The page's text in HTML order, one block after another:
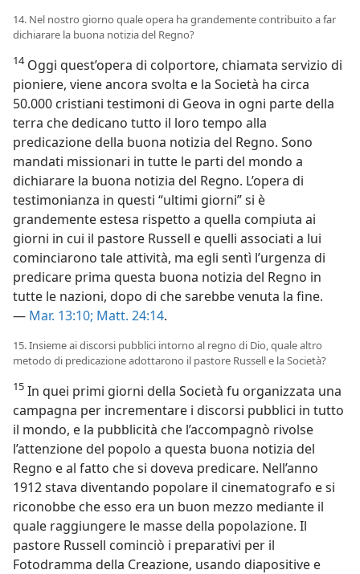
14. Nel nostro giorno quale opera ha grandemente contribuito a far
dichiarare la buona notizia del Regno?
14Oggi quest’opera di colportore, chiamata servizio di
pioniere, viene ancora svolta e la Società ha circa
50.000 cristiani testimoni di Geova in ogni parte della
terra che dedicano tutto il loro tempo alla
predicazione della buona notizia del Regno. Sono
mandati missionari in tutte le parti del mondo a
dichiarare la buona notizia del Regno. L’opera di
testimonianza in questi “ultimi giorni” si è
grandemente estesa rispetto a quella compiuta ai
giorni in cui il pastore Russell e quelli associati a lui
cominciarono tale attività, ma egli sentì l’urgenza di
predicare prima questa buona notizia del Regno in
tutte le nazioni, dopo di che sarebbe venuta la fine.
— Mar. 13:10; Matt. 24:14.
15. Insieme ai discorsi pubblici intorno al regno di Dio, quale altro
metodo di predicazione adottarono il pastore Russell e la Società?
15 In quei primi giorni della Società fu organizzata una
campagna per incrementare i discorsi pubblici in tutto
il mondo, e la pubblicità che l’accompagnò rivolse
l’attenzione del popolo a questa buona notizia del
Regno e al fatto che si doveva predicare. Nell’anno
1912 stava diventando popolare il cinematografo e si
riconobbe che esso era un buon mezzo mediante il
quale raggiungere le masse della popolazione. Il
pastore Russell cominciò i preparativi per il
Fotodramma della Creazione, usando diapositive e